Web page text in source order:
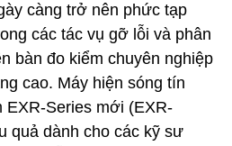
càng trở nên phức tạp
các tác vụ gỡ lỗi và phân
bàn đo kiểm chuyên nghiệp
cao. Máy hiện sóng tín
EXR-Series mới (EXR-
quả dành cho các kỹ sư